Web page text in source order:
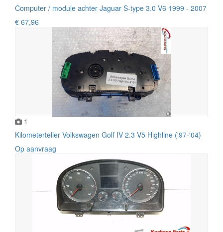
Computer / module achter Jaguar S-type 3.0 V6 1999 - 2007
€ 67,96
1
Kilometerteller Volkswagen Golf IV 2.3 V5 Highline ('97-'04)
Op aanvraag